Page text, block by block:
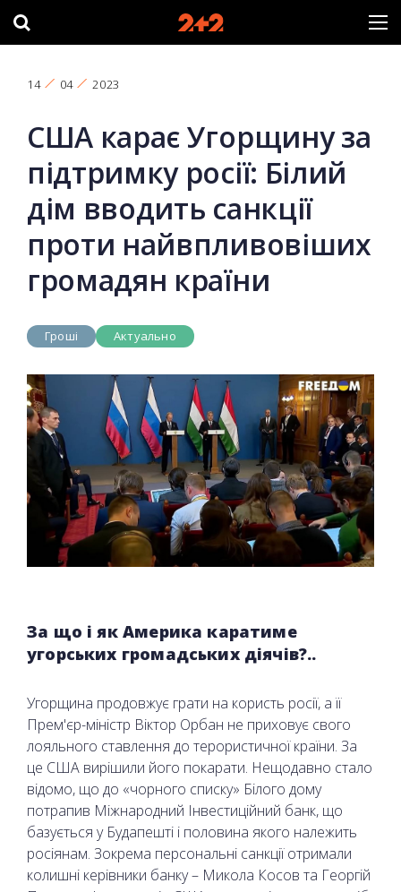
14 04 2023
США карає Угорщину за
підтримку росії: Білий
дім вводить санкції
проти найвпливовіших
громадян країни
Гроші Актуально
За що і як Америка каратиме
угорських громадських діячів?..
Угорщина продовжує грати на користь росії, а її
Прем'єр-міністр Віктор Орбан не приховує свого
лояльного ставлення до терористичної країни. За
це США вирішили його покарати. Нещодавно стало
відомо, що до «чорного списку» Білого дому
потрапив Міжнародний Інвестиційний банк, що
базується у Будапешті і половина якого належить
росіянам. Зокрема персональні санкції отримали
колишні керівники банку – Микола Косов та Георгій